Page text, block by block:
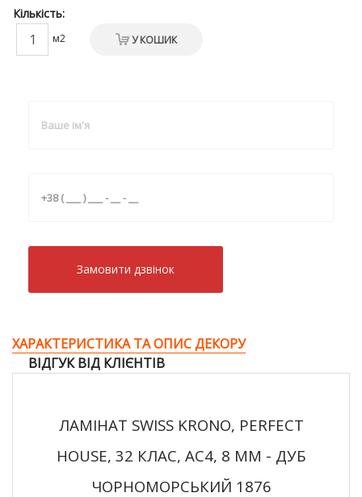
Кількість:
м2 У КОШИК
Замовити дзвiнок
ХАРАКТЕРИСТИКА ТА ОПИС ДЕКОРУ
ВІДГУК ВІД КЛІЄНТІВ
ЛАМІНАТ SWISS KRONO, PERFECT
HOUSE, 32 КЛАС, AC4, 8 ММ - ДУБ
ЧОРНОМОРСЬКИЙ 1876